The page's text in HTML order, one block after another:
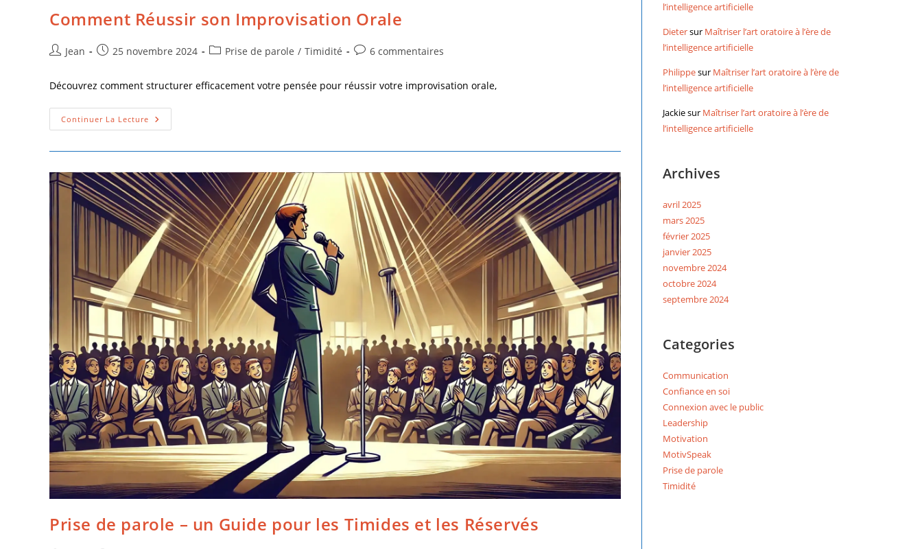
Comment Réussir son Improvisation Orale
Jean 25 novembre 2024 Prise de parole / Timidité 6 commentaires
Découvrez comment structurer efficacement votre pensée pour réussir votre improvisation orale,
Continuer La Lecture
Prise de parole – un Guide pour les Timides et les Réservés
l’intelligence artificielle
Dietersur Maîtriser l’art oratoire à l’ère de
l’intelligence artificielle
Philippesur Maîtriser l’art oratoire à l’ère de
l’intelligence artificielle
Jackiesur Maîtriser l’art oratoire à l’ère de
l’intelligence artificielle
Archives
avril 2025
mars 2025
février 2025
janvier 2025
novembre 2024
octobre 2024
septembre 2024
Categories
Communication
Confiance en soi
Connexion avec le public
Leadership
Motivation
MotivSpeak
Prise de parole
Timidité